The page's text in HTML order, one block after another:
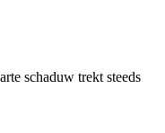
schaduw trekt steeds